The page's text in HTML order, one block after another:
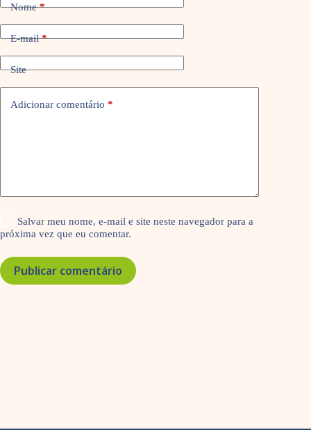
Nome*
E-mail*
Site
Adicionar comentário *
Salvar meu nome, e-mail e site neste navegador para a
próxima vez que eu comentar.
Publicar comentário